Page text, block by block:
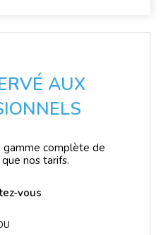
AUX
complète de
nos tarifs.
vous